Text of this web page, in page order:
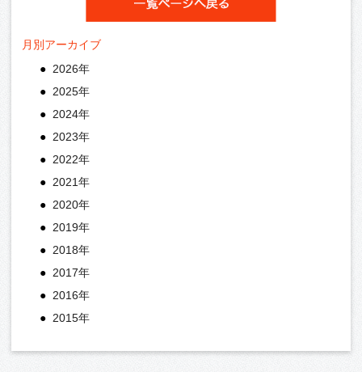
月別アーカイブ
2026年
2025年
2024年
2023年
2022年
2021年
2020年
2019年
2018年
2017年
2016年
2015年